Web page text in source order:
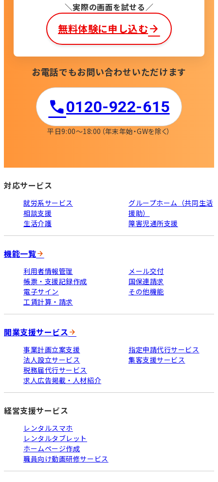
実際の画面を試せる
無料体験に申し込む
お電話でもお問い合わせいただけます
0120-922-615​
平日9:00〜18:00 （年末年始・GWを除く）
対応サービス
就労系サービス
相談支援
生活介護
グループホーム（共同生活
援助）
障害児通所支援
機能一覧
利用者情報管理
帳票・支援記録作成
電子サイン
工賃計算・請求
メール交付
国保連請求
その他機能
開業支援サービス
事業計画立案支援
法人設立サービス
税務届代行サービス
求人広告掲載・人材紹介
指定申請代行サービス
集客支援サービス
経営支援サービス
レンタルスマホ
レンタルタブレット
ホームページ作成
職員向け動画研修サービス